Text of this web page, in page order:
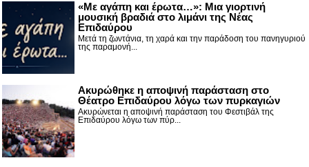
«Με αγάπη και έρωτα…»: Μια γιορτινή
μουσική βραδιά στο λιμάνι της Νέας
Επιδαύρου
Μετά τη ζωντάνια, τη χαρά και την παράδοση του πανηγυριού
της παραμονή...
Ακυρώθηκε η αποψινή παράσταση στο
Θέατρο Επιδαύρου λόγω των πυρκαγιών
Ακυρώνεται η αποψινή παράσταση του Φεστιβάλ της
Επιδαύρου λόγω των πύρ...